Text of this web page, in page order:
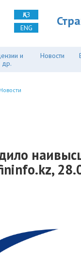
ҚАЗ
ENG
и
др.
Новости
Новости